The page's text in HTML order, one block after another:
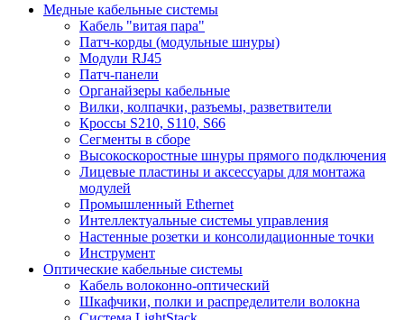
Медные кабельные системы
Кабель "витая пара"
Патч-корды (модульные шнуры)
Модули RJ45
Патч-панели
Органайзеры кабельные
Вилки, колпачки, разъемы, разветвители
Кроссы S210, S110, S66
Сегменты в сборе
Высокоскоростные шнуры прямого подключения
Лицевые пластины и аксессуары для монтажа
модулей
Промышленный Ethernet
Интеллектуальные системы управления
Настенные розетки и консолидационные точки
Инструмент
Оптические кабельные системы
Кабель волоконно-оптический
Шкафчики, полки и распределители волокна